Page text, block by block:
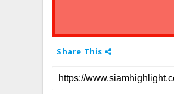
Share This